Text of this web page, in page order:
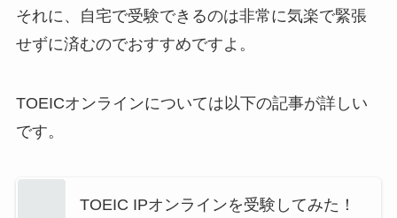
それに、自宅で受験できるのは非常に気楽で緊張
せずに済むのでおすすめですよ。
TOEICオンラインについては以下の記事が詳しい
です。
TOEIC IPオンラインを受験してみた！